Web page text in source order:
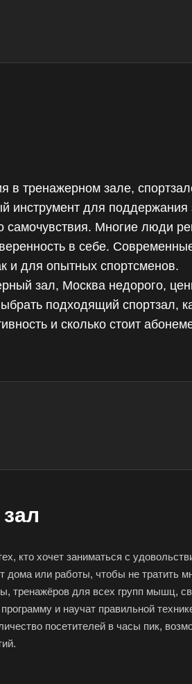
в тренажерном зале,
инструмент для
самочувствия. Многие люди
в себе.
и для опытных спортсменов.
зал, Москва недорого,
подходящий спортзал,
и сколько стоит
кто хочет заниматься с
или работы, чтобы не тратить
тренажёров для всех групп мышц,
и научат правильной
посетителей в часы пик,